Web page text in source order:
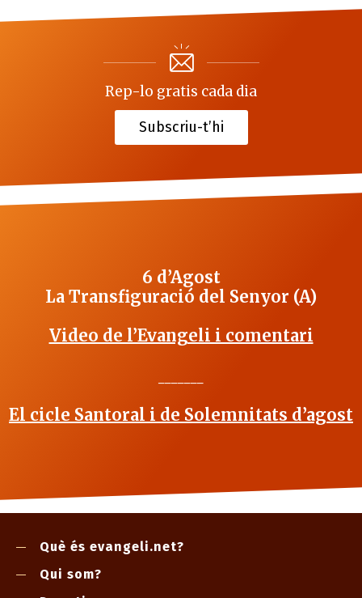
Rep-lo gratis cada dia
Subscriu-t’hi
6 d’Agost
La Transfiguració del Senyor (A)
Video de l’Evangeli i comentari
El cicle Santoral i de Solemnitats d’agost
Què és evangeli.net?
Qui som?